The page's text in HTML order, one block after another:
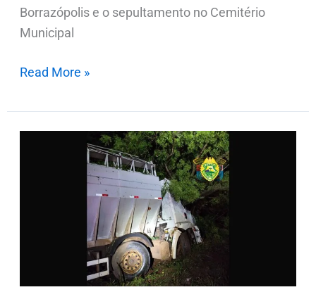
Borrazópolis e o sepultamento no Cemitério
Municipal
Read More »
saída